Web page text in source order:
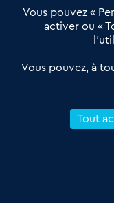
Réseau 3C : un
Petitscommerces :
proximité et des
Reprendre un
Vous pouvez «
activer ou «
Vous pouvez, à
Tout